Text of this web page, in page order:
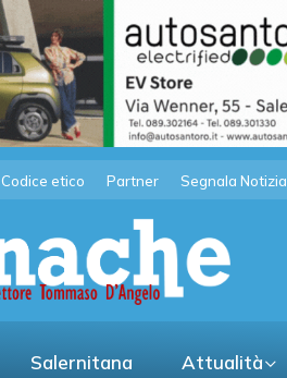
Codice etico Partner Segnala Notizia
Salernitana Attualità